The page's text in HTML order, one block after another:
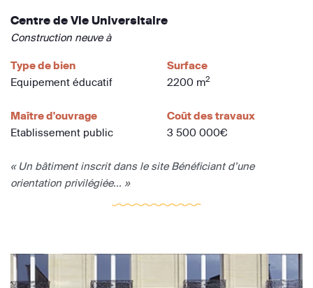
Centre de Vie Universitaire
Construction neuve à
Type de bien
Equipement éducatif
Surface
2200 m2
Maître d'ouvrage
Etablissement public
Coût des travaux
3 500 000€
« Un bâtiment inscrit dans le site Bénéficiant d’une
orientation privilégiée... »